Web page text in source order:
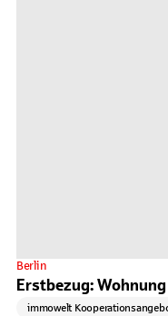
Berlin
Erstbezug:
immowelt